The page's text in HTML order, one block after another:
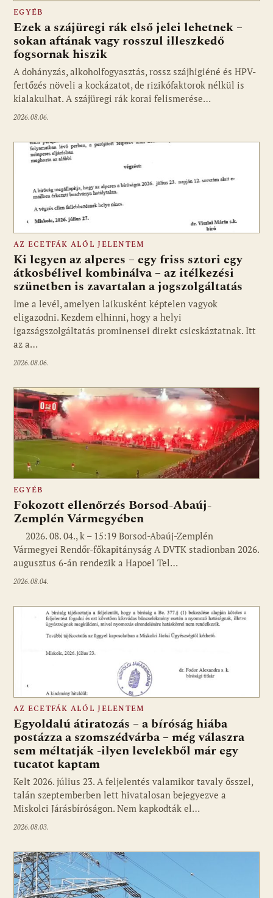
EGYÉB
Ezek a szájüregi rák első jelei lehetnek –
sokan aftának vagy rosszul illeszkedő
fogsornak hiszik
A dohányzás, alkoholfogyasztás, rossz szájhigiéné és HPV-
fertőzés növeli a kockázatot, de rizikófaktorok nélkül is
kialakulhat. A szájüregi rák korai felismerése…
2026.08.06.
AZ ECETFÁK ALÓL JELENTEM
Ki legyen az alperes – egy friss sztori egy
átkosbélivel kombinálva – az itélkezési
szünetben is zavartalan a jogszolgáltatás
Ime a levél, amelyen laikusként képtelen vagyok
eligazodni. Kezdem elhinni, hogy a helyi
igazságszolgáltatás prominensei direkt csicskáztatnak. Itt
az a…
2026.08.06.
EGYÉB
Fokozott ellenőrzés Borsod-Abaúj-
Zemplén Vármegyében
2026. 08. 04., k – 15:19 Borsod-Abaúj-Zemplén
Vármegyei Rendőr-főkapitányság A DVTK stadionban 2026.
augusztus 6-án rendezik a Hapoel Tel…
2026.08.04.
AZ ECETFÁK ALÓL JELENTEM
Egyoldalú átiratozás – a bíróság hiába
postázza a szomszédvárba – még válaszra
sem méltatják -ilyen levelekből már egy
tucatot kaptam
Kelt 2026. július 23. A feljelentés valamikor tavaly ősszel,
talán szeptemberben lett hivatalosan bejegyezve a
Miskolci Járásbíróságon. Nem kapkodták el…
2026.08.03.